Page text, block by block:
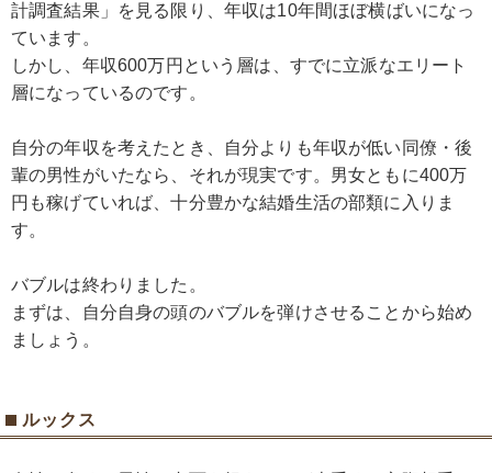
計調査結果」を見る限り、年収は10年間ほぼ横ばいになっ
ています。
しかし、年収600万円という層は、すでに立派なエリート
層になっているのです。
自分の年収を考えたとき、自分よりも年収が低い同僚・後
輩の男性がいたなら、それが現実です。男女ともに400万
円も稼げていれば、十分豊かな結婚生活の部類に入りま
す。
バブルは終わりました。
まずは、自分自身の頭のバブルを弾けさせることから始め
ましょう。
ルックス